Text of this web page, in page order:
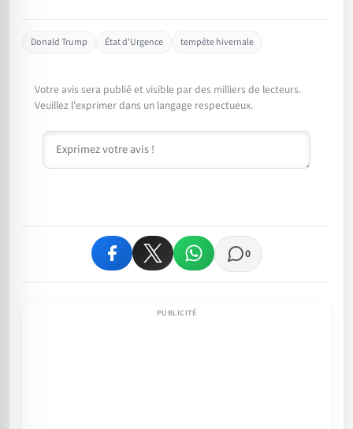
Donald Trump État d'Urgence tempête hivernale
Votre avis sera publié et visible par des milliers de lecteurs.
Veuillez l'exprimer dans un langage respectueux.
Commentaire
0